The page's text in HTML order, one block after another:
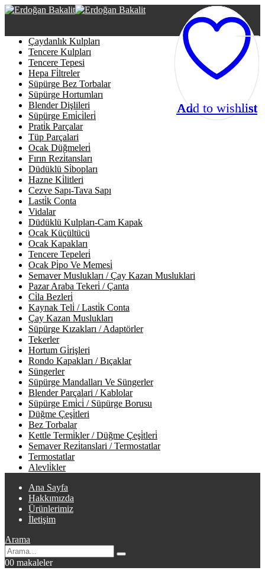
Çaydanlık Kulpları
Tencere Kulpları
Tencere Tepesi
Hepa Fi̇ltreler
Süpürge Bez Torbalar
Süpürge Hortumları
Blender Dişlileri
Süpürge Emi̇ci̇leri̇
Prati̇k Parçalar
Tüp Parçalari
Ocak Düğmeleri̇
Fırın Rezi̇tansları
Düdüklü Si̇bopları
Hazne Ki̇litleri
Cezve Sapı-Tava Sapı
Lasti̇k Conta
Vidalar
Düdüklü Kulpları-Cam Kapak
Ocak Küçültücü
Ocak Kapakları
Tencere Tepeleri̇
Ocak Pi̇po Ve Memesi̇
Semaver Muslukları / Çay Kazan Musluklari
Pazar Araba Tekeri̇ / Çanta
Ci̇la Bezleri̇
Kaynak Teli̇ / Lasti̇k Conta
Çay Kazan Muslukları
Süpürge Kızakları / Adaptörler
Tekerler
Hortum Gi̇rişleri
Rondo Kapakları / Bıçaklar
Süngerler
Süpürge Mandalları Ve Süngerler
Blender Parçalari / Kablolar
Süpürge Emi̇ci̇ / Süpürge Borusu
Düğme Çeşi̇tleri
Bez Torbalar
Kettle Termi̇kler / Düğme Çeşi̇tleri̇
Semaver Rezi̇tanslari / Termostatlar
Termostatlar
Alevli̇kler
Ana Sayfa
Hakkımızda
Ürünlerimiz
İletişim
Arama
00 makaleler
Add to wishlist
Add to wishlist
Add to wishlist
Add to wishlist
Add to wishlist
Add to wishlist
Add to wishlist